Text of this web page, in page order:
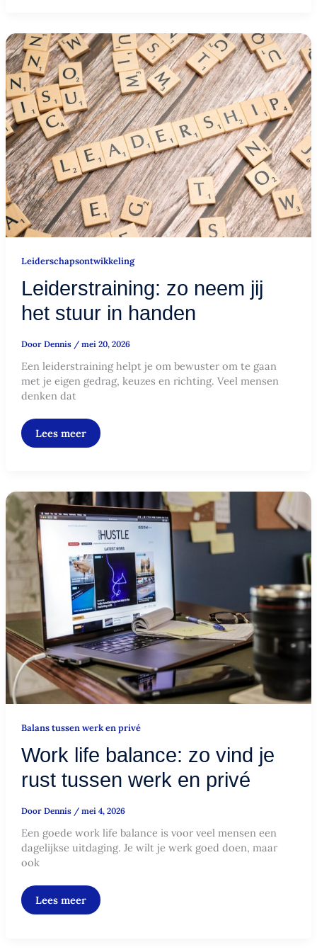
Leiderschapsontwikkeling
Leiderstraining: zo neem jij
het stuur in handen
Door Dennis / mei 20, 2026
Een leiderstraining helpt je om bewuster om te gaan
met je eigen gedrag, keuzes en richting. Veel mensen
denken dat
Leiderstraining:
zo
neem
jij
het
stuur
in
handen
Lees meer
Balans tussen werk en privé
Work life balance: zo vind je
rust tussen werk en privé
Door Dennis / mei 4, 2026
Een goede work life balance is voor veel mensen een
dagelijkse uitdaging. Je wilt je werk goed doen, maar
ook
Work
life
balance:
zo
vind
je
rust
tussen
werk
en
privé
Lees meer